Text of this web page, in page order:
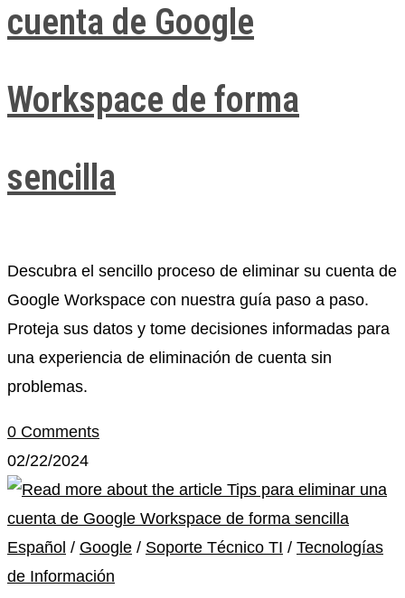
cuenta de Google
Workspace de forma
sencilla
Descubra el sencillo proceso de eliminar su cuenta de
Google Workspace con nuestra guía paso a paso.
Proteja sus datos y tome decisiones informadas para
una experiencia de eliminación de cuenta sin
problemas.
0 Comments
02/22/2024
Español / Google / Soporte Técnico TI / Tecnologías
de Información